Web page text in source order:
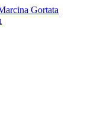
Gortata